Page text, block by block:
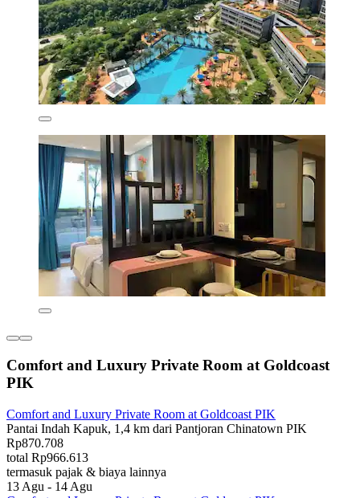
Comfort and Luxury Private Room at Goldcoast
PIK
Comfort and Luxury Private Room at Goldcoast PIK
Pantai Indah Kapuk, 1,4 km dari Pantjoran Chinatown PIK
Rp870.708
total Rp966.613
termasuk pajak & biaya lainnya
13 Agu - 14 Agu